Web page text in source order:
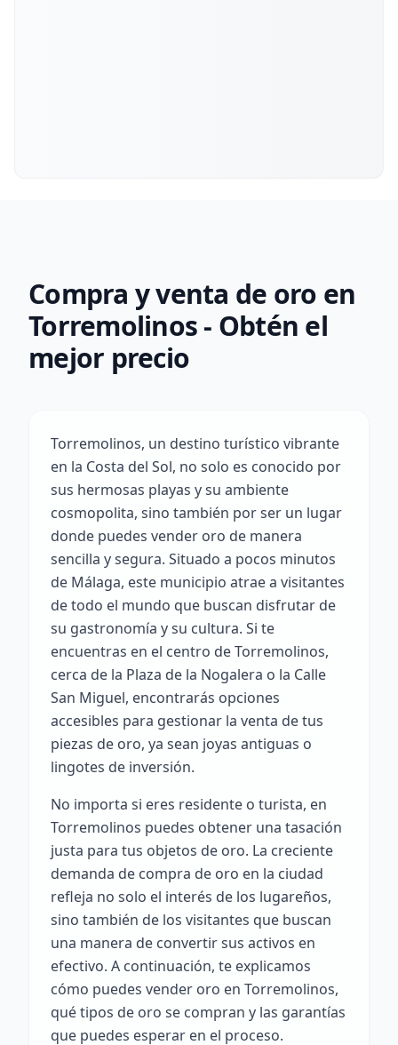
Compra y venta de oro en
Torremolinos - Obtén el
mejor precio
Torremolinos, un destino turístico vibrante
en la Costa del Sol, no solo es conocido por
sus hermosas playas y su ambiente
cosmopolita, sino también por ser un lugar
donde puedes vender oro de manera
sencilla y segura. Situado a pocos minutos
de Málaga, este municipio atrae a visitantes
de todo el mundo que buscan disfrutar de
su gastronomía y su cultura. Si te
encuentras en el centro de Torremolinos,
cerca de la Plaza de la Nogalera o la Calle
San Miguel, encontrarás opciones
accesibles para gestionar la venta de tus
piezas de oro, ya sean joyas antiguas o
lingotes de inversión.
No importa si eres residente o turista, en
Torremolinos puedes obtener una tasación
justa para tus objetos de oro. La creciente
demanda de compra de oro en la ciudad
refleja no solo el interés de los lugareños,
sino también de los visitantes que buscan
una manera de convertir sus activos en
efectivo. A continuación, te explicamos
cómo puedes vender oro en Torremolinos,
qué tipos de oro se compran y las garantías
que puedes esperar en el proceso.